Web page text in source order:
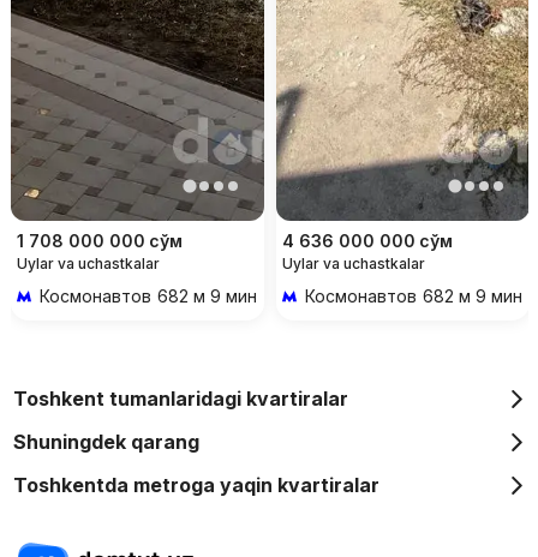
1 708 000 000 сўм
Uylar va uchastkalar
Космонавтов 682 м 9 мин piyoda
4 636 000 000 сўм
Uylar va uchastkalar
Космонавтов 682 м 9 мин
Toshkent tumanlaridagi kvartiralar
Shuningdek qarang
Toshkentda metroga yaqin kvartiralar